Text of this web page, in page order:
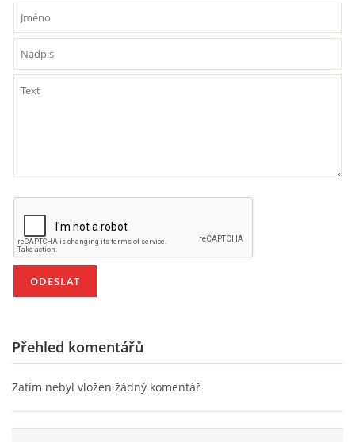
VÝTVARNÉ POMŮCKY
VÝTVARNÉ AKTIVITY - JARO
VÝTVARNÉ AKTIVITY - ZIMA
CHARAKTERISTIKA ROČNÍCH OBDOBÍ
BÁSNĚ K TÉMATU JARO
Přehled komentářů
Zatím nebyl vložen žádný komentář